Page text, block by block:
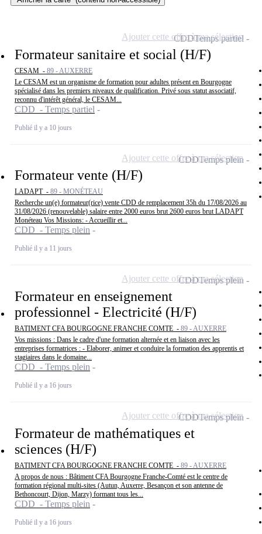
Formateur sanitaire et social (H/F)
CESAM - 89 - AUXERRE
Le CESAM est un organisme de formation pour adultes présent en Bourgogne
spécialisé dans les premiers niveaux de qualification. Privé sous statut associatif,
reconnu d'intérêt général, le CESAM...
CDD - Temps partiel
Publié il y a 10 jours
CDDTemps partiel
Ajouter cette offre à ma sélection
Formateur vente (H/F)
LADAPT - 89 - MONÉTEAU
Recherche un(e) formateur(rice) vente CDD de remplacement 35h du 17/08/2026 au
31/08/2026 (renouvelable) salaire entre 2000 euros brut 2600 euros brut LADAPT
Monéteau Vos Missions: - Accueillir et...
CDD - Temps plein
Publié il y a 11 jours
CDDTemps plein
Ajouter cette offre à ma sélection
Formateur en enseignement
professionnel - Electricité (H/F)
BATIMENT CFA BOURGOGNE FRANCHE COMTE - 89 - AUXERRE
Vos missions : Dans le cadre d'une formation alternée et en liaison avec les
entreprises formatrices : - Elaborer, animer et conduire la formation des apprentis et
stagiaires dans le domaine...
CDD - Temps plein
Publié il y a 16 jours
CDDTemps plein
Ajouter cette offre à ma sélection
Formateur de mathématiques et
sciences (H/F)
BATIMENT CFA BOURGOGNE FRANCHE COMTE - 89 - AUXERRE
A propos de nous : Bâtiment CFA Bourgogne Franche-Comté est le centre de
formation régional multi-sites (Autun, Auxerre, Besançon et son antenne de
Bethoncourt, Dijon, Marzy) formant tous les...
CDD - Temps plein
Publié il y a 16 jours
CDDTemps plein
Ajouter cette offre à ma sélection